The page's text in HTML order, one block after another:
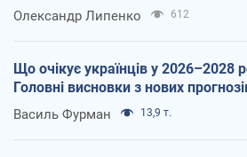
Олександр Липенко 612
Що очікує українців у 2026–2028
Головні висновки з нових
Василь Фурман 13,9 т.